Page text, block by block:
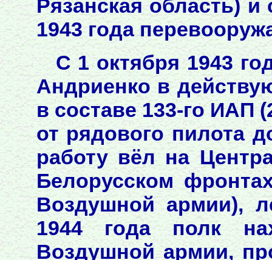
Рязанская область) и
1943 года
С 1 октября 1943
Андриенко в
в составе 133-го ИАП
от рядового пилота
работу вёл на
Белорусском
Воздушной армии),
1944 года полк
Воздушной армии,